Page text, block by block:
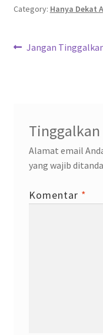
o
k
er sA
p
Category: Hanya Dekat
Navigasi
Previous
Jangan
Tinggalkan
Alamat email
yang wajib
Komentar *